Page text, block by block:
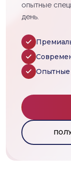
опытные
день.
Опытные